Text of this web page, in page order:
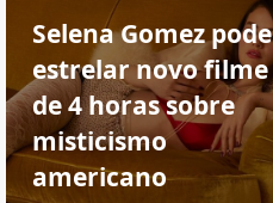
Selena Gomez pode
estrelar novo filme
de 4 horas sobre
misticismo
americano